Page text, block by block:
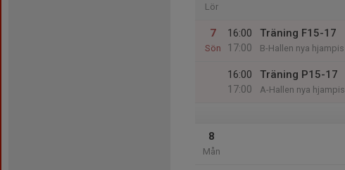
Lör
7
Sön
16:00
17:00
Träning F15-17
B-Hallen nya hjampis
16:00
17:00
Träning P15-17
A-Hallen nya hjampis
8
Mån